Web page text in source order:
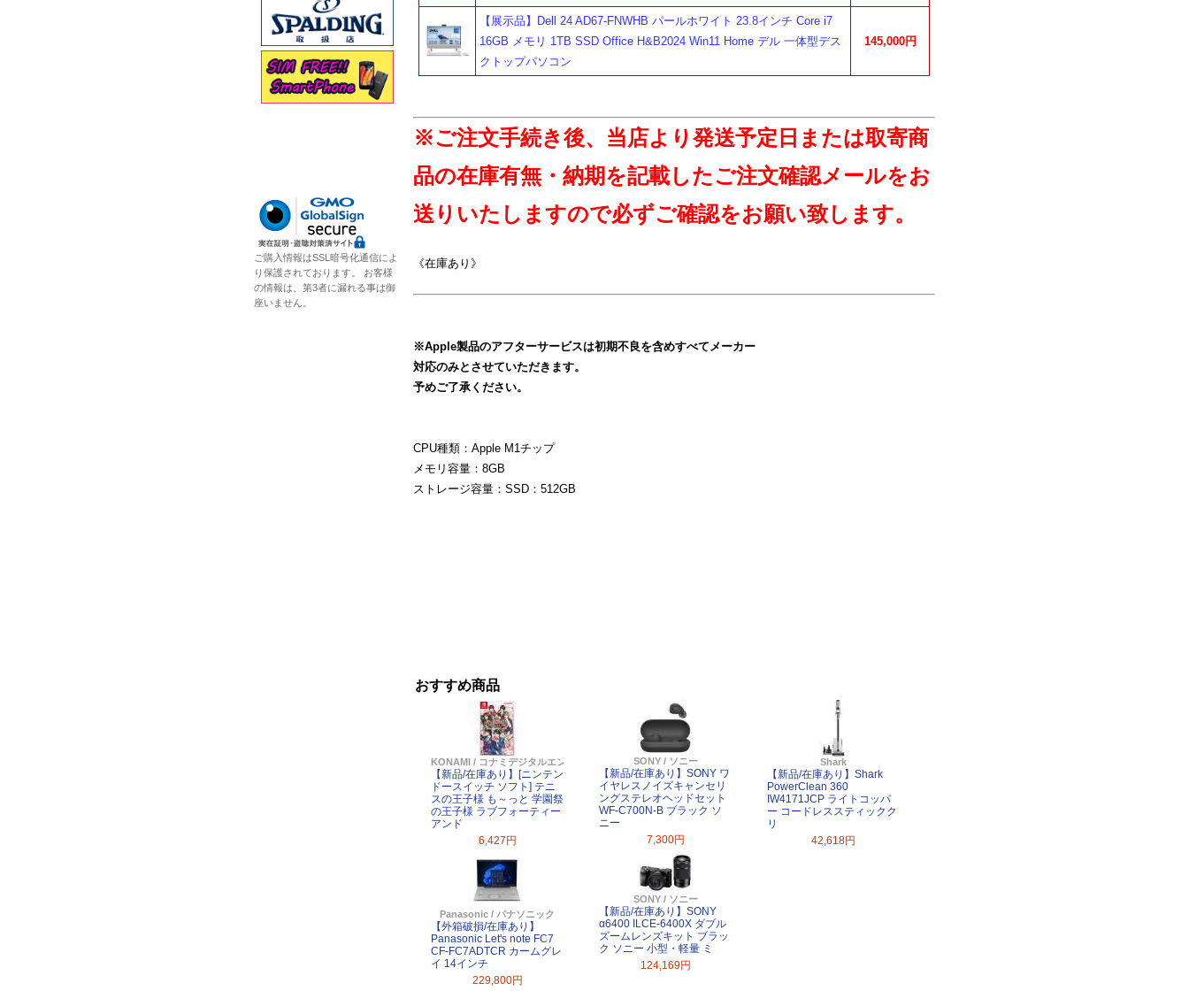
【展示品】Dell 24 AD67-FNWHB パールホワイト 23.8インチ Core i7
16GB メモリ 1TB SSD Office H&B2024 Win11 Home デル 一体型デス
クトップパソコン
145,000円
※ご注文手続き後、当店より発送予定日または取寄商
品の在庫有無・納期を記載したご注文確認メールをお
送りいたしますので必ずご確認をお願い致します。
《在庫あり》
※Apple製品のアフターサービスは初期不良を含めすべてメーカー
対応のみとさせていただきます。
予めご了承ください。
CPU種類：Apple M1チップ
メモリ容量：8GB
ストレージ容量：SSD：512GB
おすすめ商品
KONAMI / コナミデジタルエンタテインメント
【新品/在庫あり】[ニンテン
ドースイッチ ソフト] テニ
スの王子様 も～っと 学園祭
の王子様 ラブフォーティー
アンド
6,427円
SONY / ソニー
【新品/在庫あり】SONY ワ
イヤレスノイズキャンセリ
ングステレオヘッドセット
WF-C700N-B ブラック ソ
ニー
7,300円
Shark
【新品/在庫あり】Shark
PowerClean 360
IW4171JCP ライトコッパ
ー コードレススティックク
リ
42,618円
Panasonic / パナソニック
【外箱破損/在庫あり】
Panasonic Let's note FC7
CF-FC7ADTCR カームグレ
イ 14インチ
229,800円
SONY / ソニー
【新品/在庫あり】SONY
α6400 ILCE-6400X ダブル
ズームレンズキット ブラッ
ク ソニー 小型・軽量 ミ
124,169円
ご購入情報はSSL暗号化通信によ
り保護されております。 お客様
の情報は、第3者に漏れる事は御
座いません。